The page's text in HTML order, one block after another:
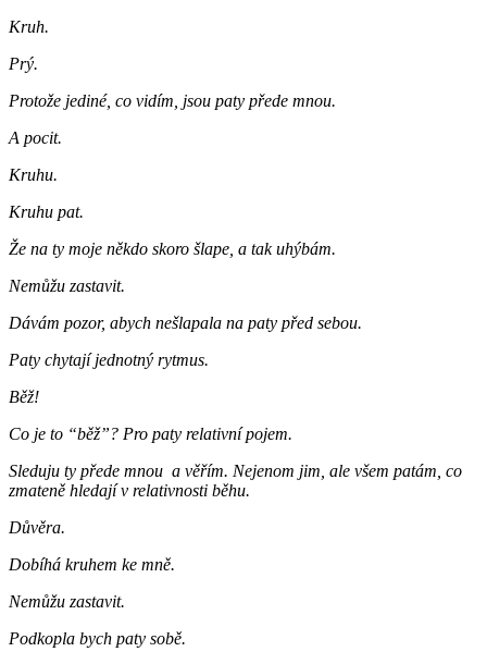
Kruh.
Prý.
Protože jediné, co vidím, jsou paty přede mnou.
A pocit.
Kruhu.
Kruhu pat.
Že na ty moje někdo skoro šlape, a tak uhýbám.
Nemůžu zastavit.
Dávám pozor, abych nešlapala na paty před sebou.
Paty chytají jednotný rytmus.
Běž!
Co je to “běž”? Pro paty relativní pojem.
Sleduju ty přede mnou a věřím. Nejenom jim, ale všem patám, co
zmateně hledají v relativnosti běhu.
Důvěra.
Dobíhá kruhem ke mně.
Nemůžu zastavit.
Podkopla bych paty sobě.